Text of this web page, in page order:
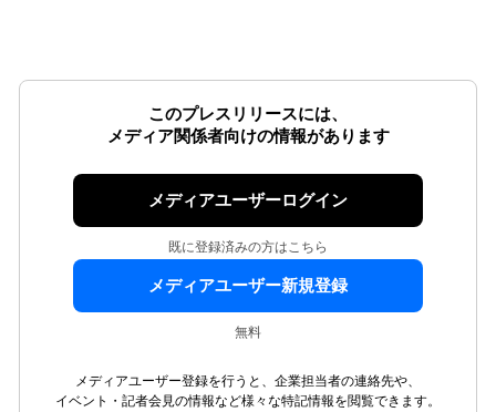
このプレスリリースには、
メディア関係者向けの情報があります
メディアユーザーログイン
既に登録済みの方はこちら
メディアユーザー新規登録
無料
メディアユーザー登録を行うと、企業担当者の連絡先や、
イベント・記者会見の情報など様々な特記情報を閲覧できます。